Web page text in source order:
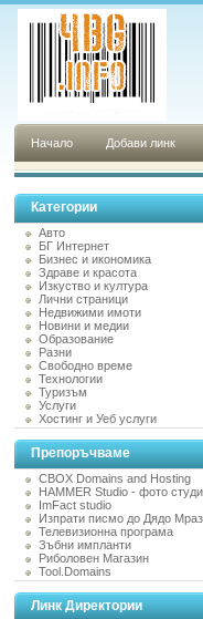
Начало Добави линк
Категории
Авто
БГ Интернет
Бизнес и икономика
Здраве и красота
Изкуство и култура
Лични страници
Недвижими имоти
Новини и медии
Образование
Разни
Свободно време
Технологии
Туризъм
Услуги
Хостинг и Уеб услуги
Препоръчваме
CBOX Domains and Hosting
HAMMER Studio - фото
ImFact studio
Изпрати писмо до Дядо Мраз
Телевизионна програма
Зъбни импланти
Риболовен Магазин
Tool.Domains
Линк Директории